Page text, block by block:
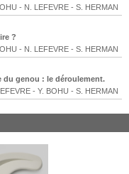
- N. LEFEVRE - S. HERMAN
?
- N. LEFEVRE - S. HERMAN
du genou : le déroulement.
- Y. BOHU - S. HERMAN